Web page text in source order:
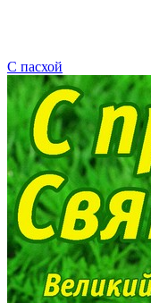
С пасхой